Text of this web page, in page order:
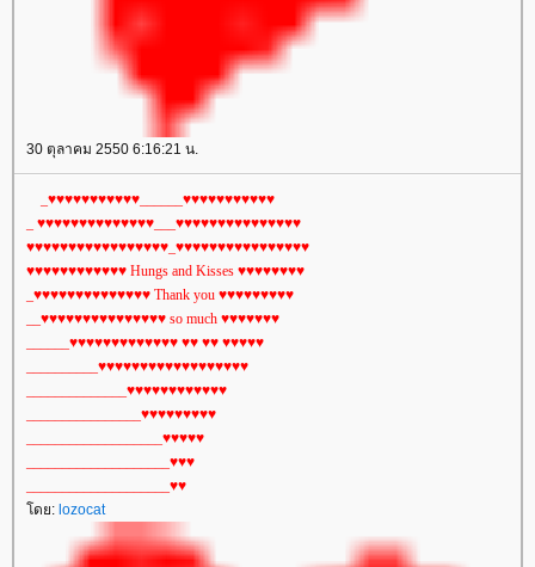
30 ตุลาคม 2550 6:16:21 น.
_♥♥♥♥♥♥♥♥♥♥♥______♥♥♥♥♥♥♥♥♥♥♥
_ ♥♥♥♥♥♥♥♥♥♥♥♥♥♥___♥♥♥♥♥♥♥♥♥♥♥♥♥♥♥
♥♥♥♥♥♥♥♥♥♥♥♥♥♥♥♥♥_♥♥♥♥♥♥♥♥♥♥♥♥♥♥♥♥
♥♥♥♥♥♥♥♥♥♥♥♥ Hungs and Kisses ♥♥♥♥♥♥♥♥
_♥♥♥♥♥♥♥♥♥♥♥♥♥♥ Thank you ♥♥♥♥♥♥♥♥♥
__♥♥♥♥♥♥♥♥♥♥♥♥♥♥♥ so much ♥♥♥♥♥♥♥
______♥♥♥♥♥♥♥♥♥♥♥♥♥ ♥♥ ♥♥ ♥♥♥♥♥
__________♥♥♥♥♥♥♥♥♥♥♥♥♥♥♥♥♥♥
______________♥♥♥♥♥♥♥♥♥♥♥♥
________________♥♥♥♥♥♥♥♥♥
___________________♥♥♥♥♥
____________________♥♥♥
____________________♥♥
ดย: lozocat